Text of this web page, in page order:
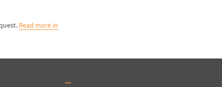
Read more in